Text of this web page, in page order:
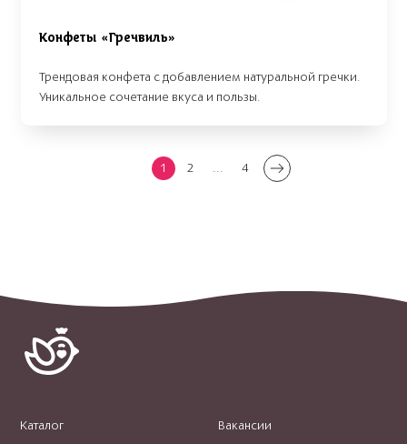
Конфеты «Гречвиль»
Трендовая конфета с добавлением натуральной гречки.
Уникальное сочетание вкуса и пользы.
1 2 ... 4
Каталог
Вакансии